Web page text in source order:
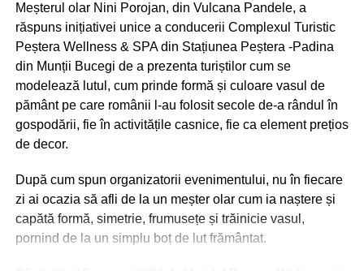
materiale reutilizabile în lucrări originale. Activitatea a
contribuit la dezvoltarea îndemânării, răbdării, atenției la
detalii și a simțului estetic, încurajând totodată grija față
de mediul înconjurător prin reutilizarea creativă a
materialelor.
Meșterul olar Nini Porojan, din Vulcana Pandele, a
răspuns inițiativei unice a conducerii Complexul Turistic
Peștera Wellness & SPA din Stațiunea Peștera -Padina
din Munții Bucegi de a prezenta turiștilor cum se
modelează lutul, cum prinde formă și culoare vasul de
pământ pe care românii l-au folosit secole de-a rândul în
gospodării, fie în activitățile casnice, fie ca element prețios
de decor.
După cum spun organizatorii evenimentului, nu în fiecare
zi ai ocazia să afli de la un meșter olar cum ia naștere și
capătă formă, simetrie, frumusețe și trăinicie vasul,
pornind de la un simplu boț de lut frământat.